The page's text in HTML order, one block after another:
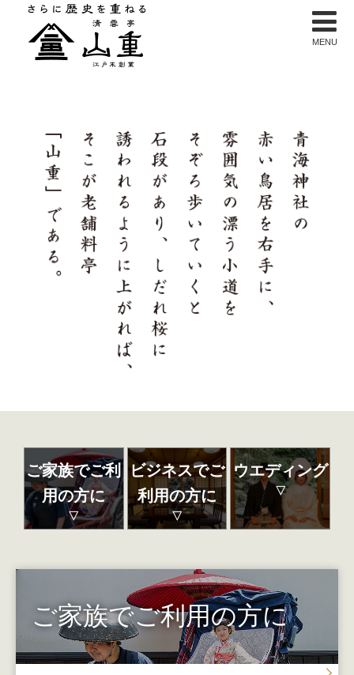
ご家族でご利
用の方に
ビジネスでご
利用の方に
ウエディング
ご家族でご利用の方に